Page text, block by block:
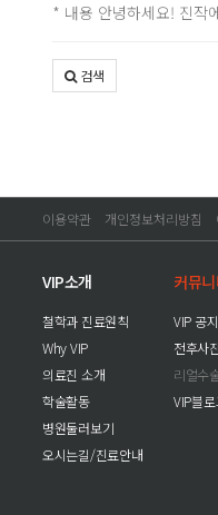
* 내용 안녕하세요! 진작
검색
이용약관 개인정보처리방침
VIP소개
철학과 진료원칙
Why VIP
의료진 소개
학술활동
병원둘러보기
오시는길/진료안내
커뮤
VIP 공
전후사진
리얼수
VIP블